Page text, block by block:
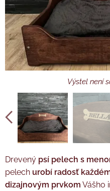
Výstel není
Výstel není
Drevený psí pelech s
pelech urobí radosť
dizajnovým prvkom Vášho